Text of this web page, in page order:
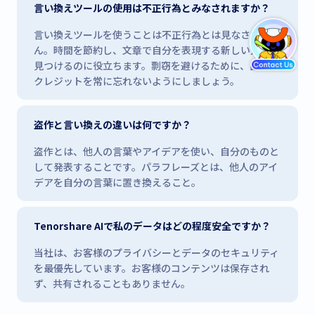
言い換えツールの使用は不正行為とみなされますか？
言い換えツールを使うことは不正行為とは見なされませ
ん。時間を節約し、文章で自分を表現する新しい方法を
見つけるのに役立ちます。剽窃を避けるために、出典の
クレジットを常に忘れないようにしましょう。
盗作と言い換えの違いは何ですか？
盗作とは、他人の言葉やアイデアを使い、自分のものと
して発表することです。パラフレーズとは、他人のアイ
デアを自分の言葉に置き換えること。
Tenorshare AIで私のデータはどの程度安全ですか？
当社は、お客様のプライバシーとデータのセキュリティ
を最優先しています。お客様のコンテンツは保存され
ず、共有されることもありません。